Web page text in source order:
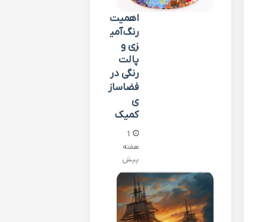
اهمیت
رنگ‌آمی
زی و
پالت
رنگی در
فضاساز
ی
کمیک
1
هفته
پیش